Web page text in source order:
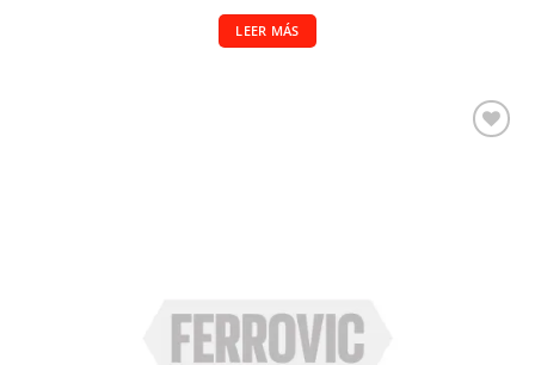
LEER MÁS